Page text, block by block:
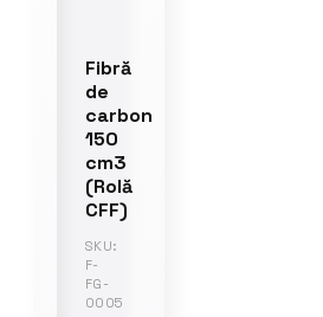
Fibră
de
carbon
150
cm3
(Rolă
CFF)
SKU:
F-
FG-
0005